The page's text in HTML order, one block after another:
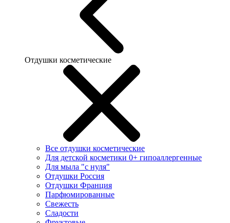
Отдушки косметические
Все отдушки косметические
Для детской косметики 0+ гипоаллергенные
Для мыла "с нуля"
Отдушки Россия
Отдушки Франция
Парфюмированные
Свежесть
Сладости